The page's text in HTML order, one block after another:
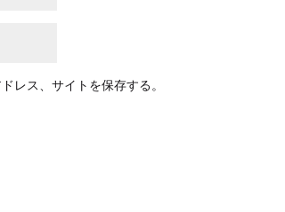
レス、サイトを保存する。